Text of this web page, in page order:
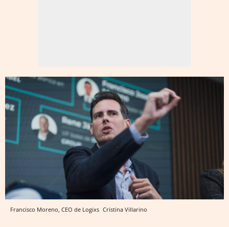
Francisco Moreno, CEO de Logixs Cristina Villarino